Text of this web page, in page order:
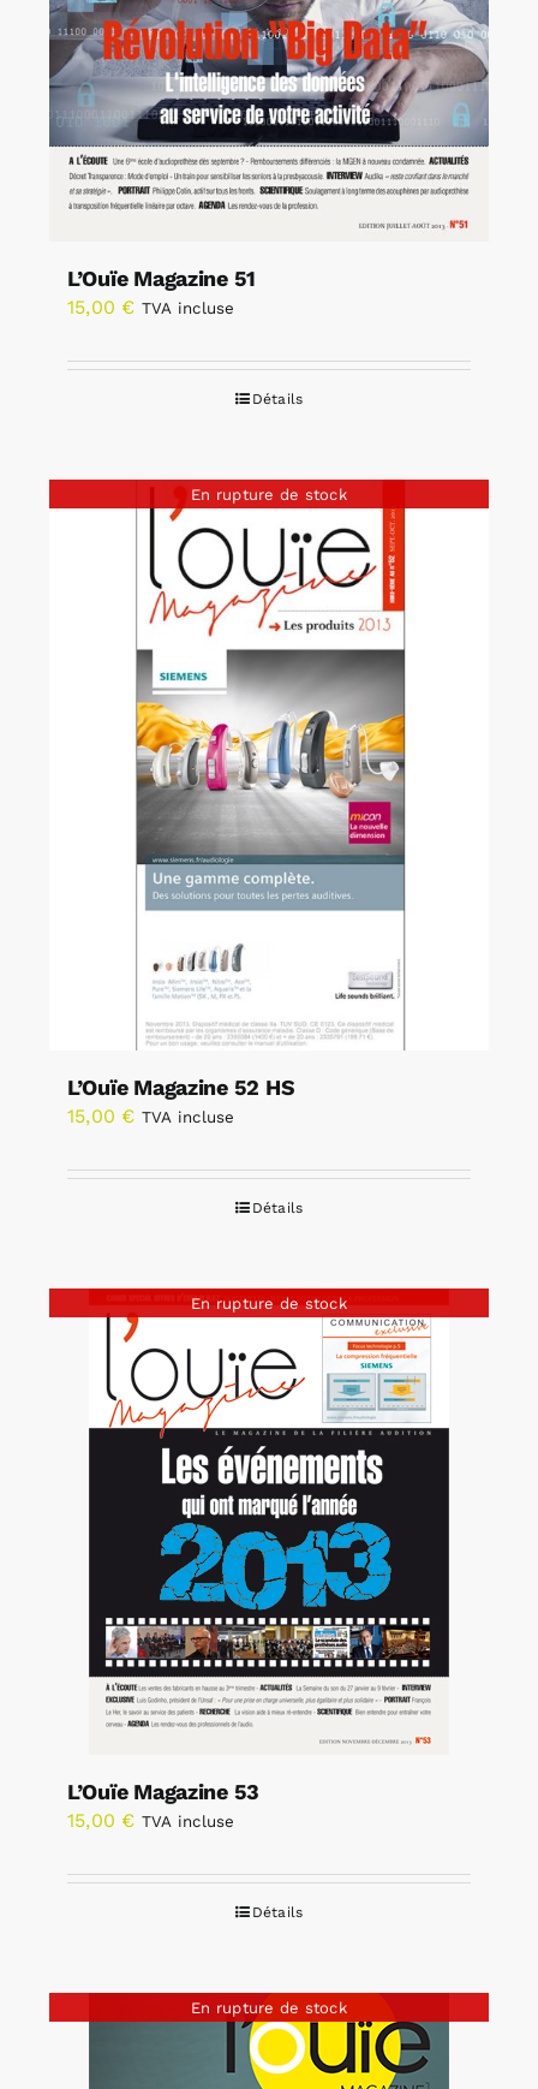
L’Ouïe Magazine 51
15,00 € TVA incluse
Détails
En rupture de stock
L’Ouïe Magazine 52 HS
15,00 € TVA incluse
Détails
En rupture de stock
L’Ouïe Magazine 53
15,00 € TVA incluse
Détails
En rupture de stock